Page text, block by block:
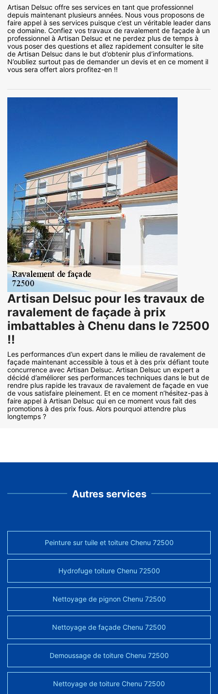
Artisan Delsuc offre ses services en tant que professionnel
depuis maintenant plusieurs années. Nous vous proposons de
faire appel à ses services puisque c’est un véritable leader dans
ce domaine. Confiez vos travaux de ravalement de façade à un
professionnel à Artisan Delsuc et ne perdez plus de temps à
vous poser des questions et allez rapidement consulter le site
de Artisan Delsuc dans le but d’obtenir plus d’informations.
N’oubliez surtout pas de demander un devis et en ce moment il
vous sera offert alors profitez-en !!
Artisan Delsuc pour les travaux de
ravalement de façade à prix
imbattables à Chenu dans le 72500
!!
Les performances d’un expert dans le milieu de ravalement de
façade maintenant accessible à tous et à des prix défiant toute
concurrence avec Artisan Delsuc. Artisan Delsuc un expert a
décidé d’améliorer ses performances techniques dans le but de
rendre plus rapide les travaux de ravalement de façade en vue
de vous satisfaire pleinement. Et en ce moment n’hésitez-pas à
faire appel à Artisan Delsuc qui en ce moment vous fait des
promotions à des prix fous. Alors pourquoi attendre plus
longtemps ?
Autres services
Peinture sur tuile et toiture Chenu 72500
Hydrofuge toiture Chenu 72500
Nettoyage de pignon Chenu 72500
Nettoyage de façade Chenu 72500
Demoussage de toiture Chenu 72500
Nettoyage de toiture Chenu 72500